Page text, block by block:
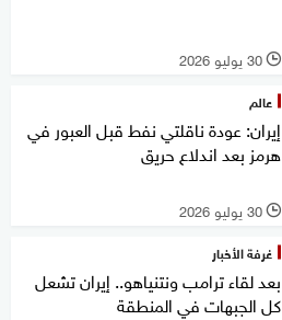
l 30 يوليو 2026
عالم
إيران: عودة ناقلتي نفط قبل العبور في
هرمز بعد اندلاع حريق
l 30 يوليو 2026
غرفة الأخبار
بعد لقاء ترامب ونتنياهو.. إيران تشعل
كل الجبهات في المنطقة